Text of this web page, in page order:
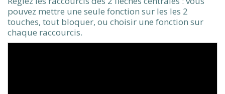
pouvez mettre une seule fonction sur les les 2
touches, tout bloquer, ou choisir une fonction sur
chaque raccourcis.